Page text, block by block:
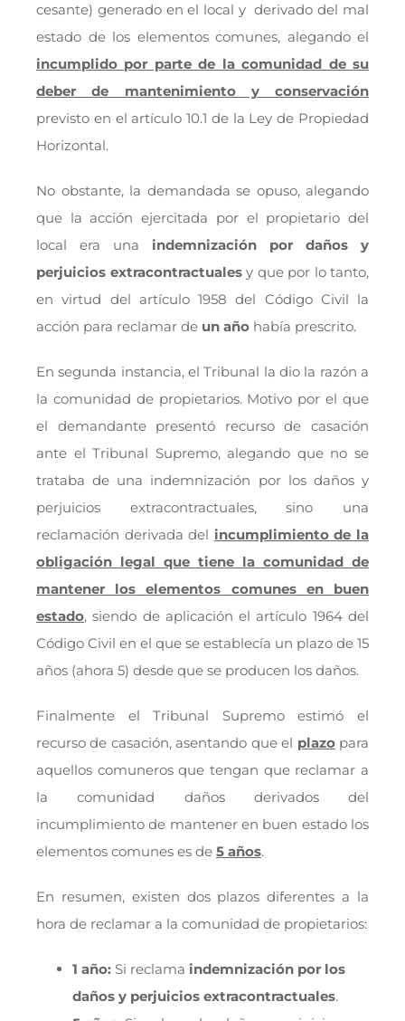
cesante) generado en el local y derivado del mal
estado de los elementos comunes, alegando el
incumplido por parte de la comunidad de su
deber de mantenimiento y conservación
previsto en el artículo 10.1 de la Ley de Propiedad
Horizontal.
No obstante, la demandada se opuso, alegando
que la acción ejercitada por el propietario del
local era una indemnización por daños y
perjuicios extracontractualesy que por lo tanto,
en virtud del artículo 1958 del Código Civil la
acción para reclamar de un año había prescrito.
En segunda instancia, el Tribunal la dio la razón a
la comunidad de propietarios. Motivo por el que
el demandante presentó recurso de casación
ante el Tribunal Supremo, alegando que no se
trataba de una indemnización por los daños y
perjuicios extracontractuales, sino una
reclamación derivada del incumplimiento de la
obligación legal que tiene la comunidad de
mantener los elementos comunes en buen
estado, siendo de aplicación el artículo 1964 del
Código Civil en el que se establecía un plazo de 15
años (ahora 5) desde que se producen los daños.
Finalmente el Tribunal Supremo estimó el
recurso de casación, asentando que el plazo para
aquellos comuneros que tengan que reclamar a
la comunidad daños derivados del
incumplimiento de mantener en buen estado los
elementos comunes es de 5 años.
En resumen, existen dos plazos diferentes a la
hora de reclamar a la comunidad de propietarios:
1 año: Si reclama indemnización por los
daños y perjuicios extracontractuales.